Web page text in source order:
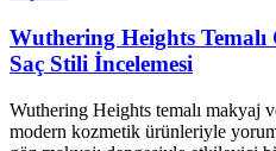
Wuthering Heights
Saç Stili İncelemesi
Wuthering Heights temalı makyaj
modern kozmetik ürünleriyle